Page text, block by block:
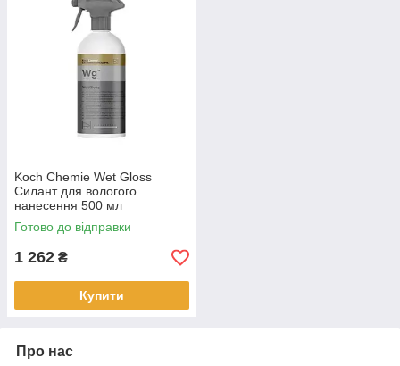
Koch Chemie Wet Gloss
Силант для вологого
нанесення 500 мл
Готово до відправки
1 262 ₴
Купити
Про нас